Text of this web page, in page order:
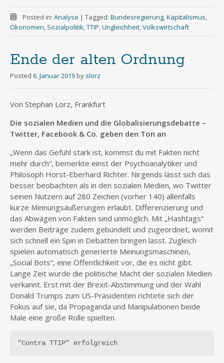
Posted in: Analyse | Tagged: Bundesregierung,Kapitalismus,
Ökonomen, Sozialpolitik,TTIP,Ungleichheit,Volkswirtschaft
Ende der alten Ordnung
Posted 6. Januar 2019 by slorz
Von Stephan Lorz, Frankfurt
Die sozialen Medien und die Globalisierungsdebatte –
Twitter, Facebook & Co. geben den Ton an
„Wenn das Gefühl stark ist, kommst du mit Fakten nicht
mehr durch“, bemerkte einst der Psychoanalytiker und
Philosoph Horst-Eberhard Richter. Nirgends lässt sich das
besser beobachten als in den sozialen Medien, wo Twitter
seinen Nutzern auf 280 Zeichen (vorher 140) allenfalls
kurze Meinungsäußerungen erlaubt. Differenzierung und
das Abwägen von Fakten sind unmöglich. Mit „Hashtags“
werden Beiträge zudem gebündelt und zugeordnet, womit
sich schnell ein Spin in Debatten bringen lässt. Zugleich
spielen automatisch generierte Meinungsmaschinen,
„Social Bots“, eine Öffentlichkeit vor, die es nicht gibt.
Lange Zeit wurde die politische Macht der sozialen Medien
verkannt. Erst mit der Brexit-Abstimmung und der Wahl
Donald Trumps zum US-Präsidenten richtete sich der
Fokus auf sie, da Propaganda und Manipulationen beide
Male eine große Rolle spielten.
"Contra TTIP" erfolgreich